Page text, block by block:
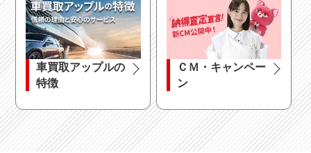
スライドドア
乗車定員
車買取アップルの
特徴
ＣＭ・キャンペー
ン